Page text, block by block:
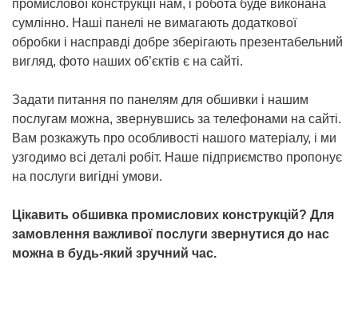
промислової конструкції нам, і робота буде виконана
сумлінно. Наші панелі не вимагають додаткової
обробки і насправді добре зберігають презентабельний
вигляд, фото наших об’єктів є на сайті.
Задати питання по панелям для обшивки і нашим
послугам можна, звернувшись за телефонами на сайті.
Вам розкажуть про особливості нашого матеріалу, і ми
узгодимо всі деталі робіт. Наше підприємство пропонує
на послуги вигідні умови.
Цікавить обшивка промислових конструкцій? Для
замовлення важливої послуги звернутися до нас
можна в будь-який зручний час.